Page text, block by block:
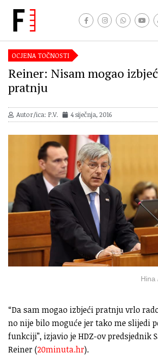
OCJENA TOČNOSTI
Reiner: Nisam mogao
pratnju
Autor/ica: P.V. 4 siječnja, 2016
Hina
“Da sam mogao izbjeći pratnju vrlo
no nije bilo moguće jer tako me slijedi
funkciji”, izjavio je HDZ-ov predsjednik
Reiner (20minuta.hr).